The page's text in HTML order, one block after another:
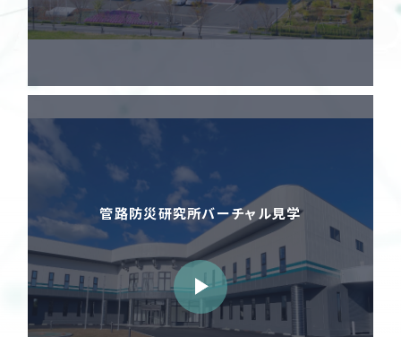
管路防災研究所バーチャル見学